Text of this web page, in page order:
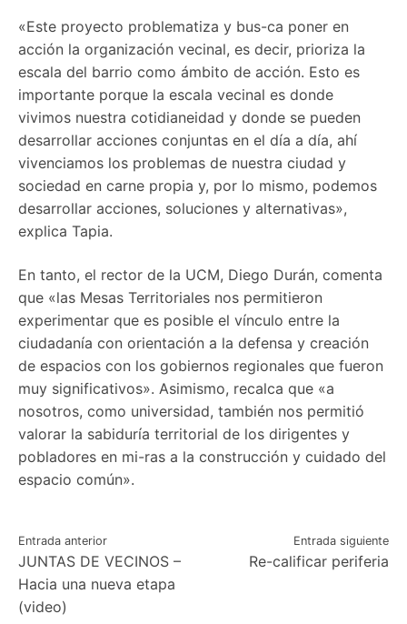
«Este proyecto problematiza y bus-ca poner en
acción la organización vecinal, es decir, prioriza la
escala del barrio como ámbito de acción. Esto es
importante porque la escala vecinal es donde
vivimos nuestra cotidianeidad y donde se pueden
desarrollar acciones conjuntas en el día a día, ahí
vivenciamos los problemas de nuestra ciudad y
sociedad en carne propia y, por lo mismo, podemos
desarrollar acciones, soluciones y alternativas»,
explica Tapia.
En tanto, el rector de la UCM, Diego Durán, comenta
que «las Mesas Territoriales nos permitieron
experimentar que es posible el vínculo entre la
ciudadanía con orientación a la defensa y creación
de espacios con los gobiernos regionales que fueron
muy significativos». Asimismo, recalca que «a
nosotros, como universidad, también nos permitió
valorar la sabiduría territorial de los dirigentes y
pobladores en mi-ras a la construcción y cuidado del
espacio común».
Navegación
de
entradas
Entrada anterior
JUNTAS DE VECINOS –
Hacia una nueva etapa
(video)
Entrada siguiente
Re-calificar periferia